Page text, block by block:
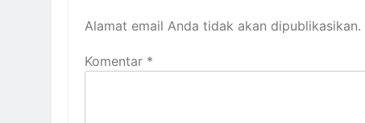
Alamat email Anda tidak akan dipublikasikan.
Komentar *